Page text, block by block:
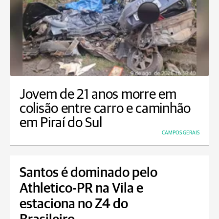
Jovem de 21 anos morre em
colisão entre carro e caminhão
em Piraí do Sul
CAMPOS GERAIS
Santos é dominado pelo
Athletico-PR na Vila e
estaciona no Z4 do